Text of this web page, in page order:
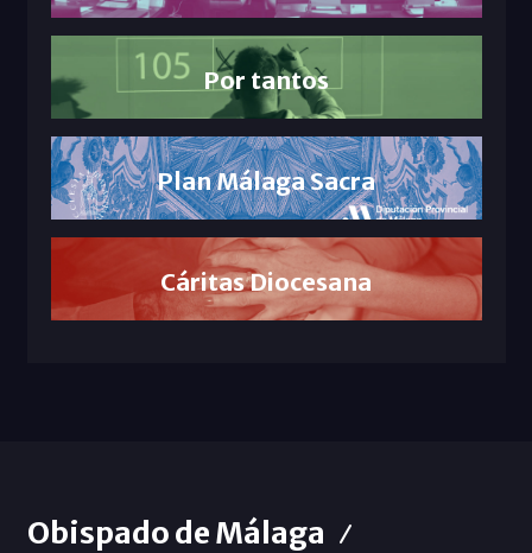
Por tantos
Plan Málaga Sacra
Cáritas Diocesana
Obispado de Málaga